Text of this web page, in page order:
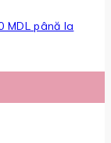
MDL până la